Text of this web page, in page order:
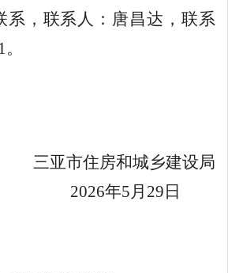
系，联系人：唐昌达，联系
。
三亚市住房和城乡建设局
2026年5 月 29 日